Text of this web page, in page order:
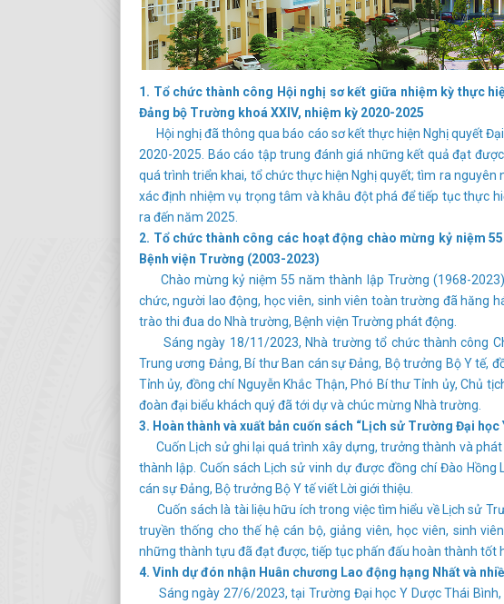
1. Tổ chức thành công Hội nghị sơ kết giữa nhiệm kỳ thực
Đảng bộ Trường khoá XXIV, nhiệm kỳ 2020-2025
Hội nghị đã thông qua báo cáo sơ kết thực hiện Nghị quyết
2020-2025. Báo cáo tập trung đánh giá những kết quả đạt
quá trình triển khai, tổ chức thực hiện Nghị quyết; tìm ra nguyên
xác định nhiệm vụ trọng tâm và khâu đột phá để tiếp tục thực
ra đến năm 2025.
2. Tổ chức thành công các hoạt động chào mừng kỷ niệm
Bệnh viện Trường (2003-2023)
Chào mừng kỷ niệm 55 năm thành lập Trường (1968-
chức, người lao động, học viên, sinh viên toàn trường đã hăng
trào thi đua do Nhà trường, Bệnh viện Trường phát động.
Sáng ngày 18/11/2023, Nhà trường tổ chức thành công
Trung ương Đảng, Bí thư Ban cán sự Đảng, Bộ trưởng Bộ Y tế,
Tỉnh ủy, đồng chí Nguyễn Khắc Thận, Phó Bí thư Tỉnh ủy, Chủ
đoàn đại biểu khách quý đã tới dự và chúc mừng Nhà trường.
3. Hoàn thành và xuất bản cuốn sách “Lịch sử Trường Đại
Cuốn Lịch sử ghi lại quá trình xây dựng, trưởng thành và
thành lập. Cuốn sách Lịch sử vinh dự được đồng chí Đào
cán sự Đảng, Bộ trưởng Bộ Y tế viết Lời giới thiệu.
Cuốn sách là tài liệu hữu ích trong việc tìm hiểu về Lịch sử
truyền thống cho thế hệ cán bộ, giảng viên, học viên, sinh
những thành tựu đã đạt được, tiếp tục phấn đấu hoàn thành tốt
4. Vinh dự đón nhận Huân chương Lao động hạng Nhất và
Sáng ngày 27/6/2023, tại Trường Đại học Y Dược Thái Bình,